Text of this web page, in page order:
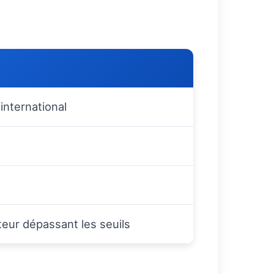
dépassant les seuils